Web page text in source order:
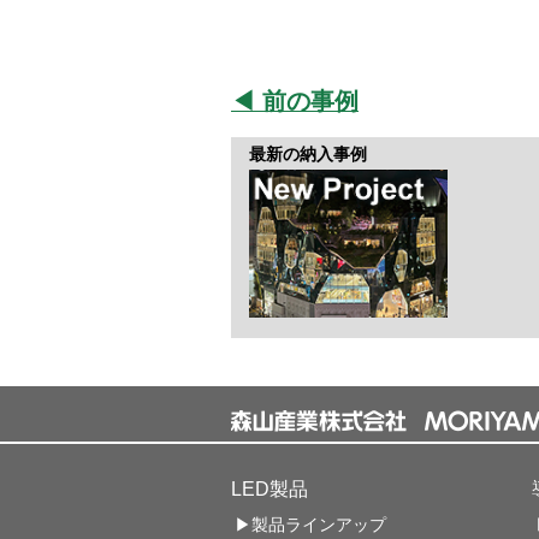
◀ 前の事例
最新の納入事例
LED製品
▶製品ラインアップ